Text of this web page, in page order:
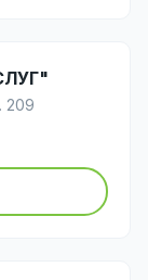
209